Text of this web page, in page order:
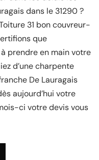
dans le 31290 ?
31 bon couvreur-
que
prendre en main votre
d’une charpente
De Lauragais
aujourd’hui votre
ci votre devis vous